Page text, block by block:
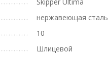
нержавеющая сталь
10
Шлицевой